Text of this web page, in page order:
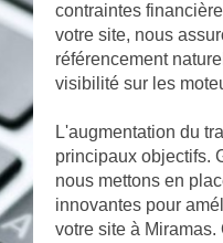
contraintes
votre site, nous
référencement
visibilité sur les
L'augmentation du
principaux objectifs.
nous mettons en
innovantes pour
votre site à